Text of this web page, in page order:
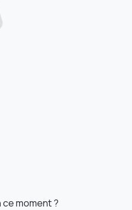
ce moment ?